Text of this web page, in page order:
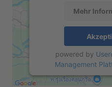
Mehr
powered by
Management